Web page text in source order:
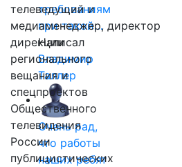
требованиям
при такой…
Написал
Владимир
Таллер
Очень рад,
что работы
наших ребят
телеведущий и
медиаменеджер, директор
дирекции
регионального
вещания и
спецпроектов
Общественного
телевидения
России
публицистических